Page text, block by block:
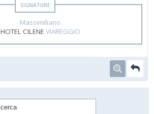
Massimiliano
HOTEL CILENEVIAREGGIO